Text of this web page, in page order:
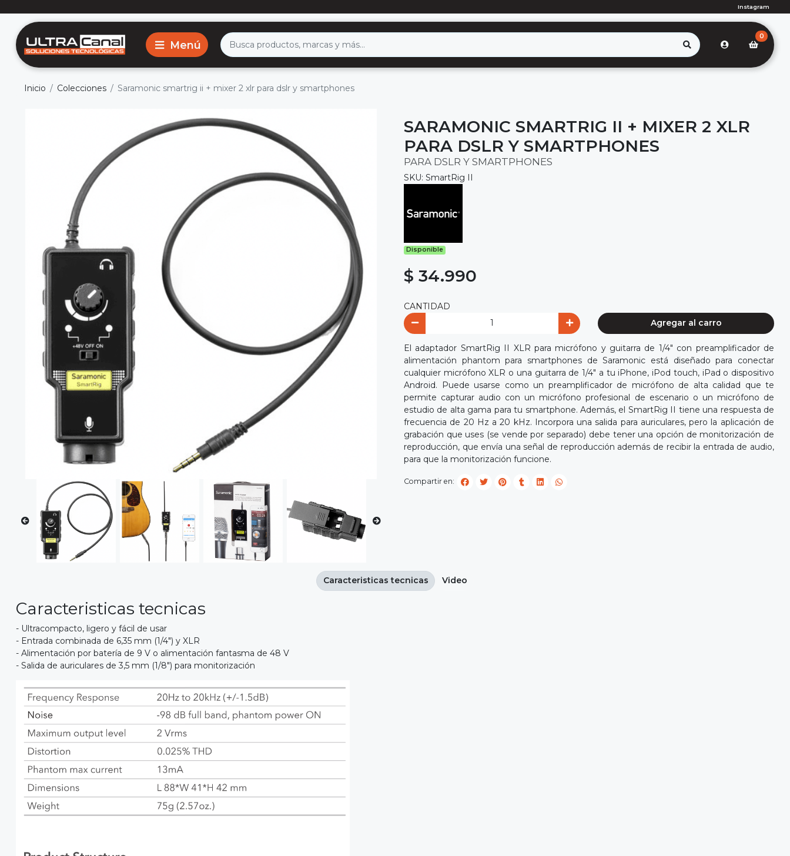
Instagram
0
Inicio Colecciones Saramonic smartrig ii + mixer 2 xlr para dslr y smartphones
SARAMONIC SMARTRIG II + MIXER 2 XLR
PARA DSLR Y SMARTPHONES
PARA DSLR Y SMARTPHONES
SKU: SmartRig II
Disponible
$ 34.990
CANTIDAD
Agregar al carro
El adaptador SmartRig II XLR para micrófono y guitarra de 1/4" con preamplificador de
alimentación phantom para smartphones de Saramonic está diseñado para conectar
cualquier micrófono XLR o una guitarra de 1/4" a tu iPhone, iPod touch, iPad o dispositivo
Android. Puede usarse como un preamplificador de micrófono de alta calidad que te
permite capturar audio con un micrófono profesional de escenario o un micrófono de
estudio de alta gama para tu smartphone. Además, el SmartRig II tiene una respuesta de
frecuencia de 20 Hz a 20 kHz. Incorpora una salida para auriculares, pero la aplicación de
grabación que uses (se vende por separado) debe tener una opción de monitorización de
reproducción, que envía una señal de reproducción además de recibir la entrada de audio,
para que la monitorización funcione.
Compartir en:
Caracteristicas tecnicas
- Ultracompacto, ligero y fácil de usar
- Entrada combinada de 6,35 mm (1/4") y XLR
- Alimentación por batería de 9 V o alimentación fantasma de 48 V
- Salida de auriculares de 3,5 mm (1/8") para monitorización
Caracteristicas tecnicas Video